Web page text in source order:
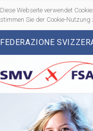
Diese Webseite verwendet
stimmen Sie der Cookie-Nutzung
FEDERAZIONE